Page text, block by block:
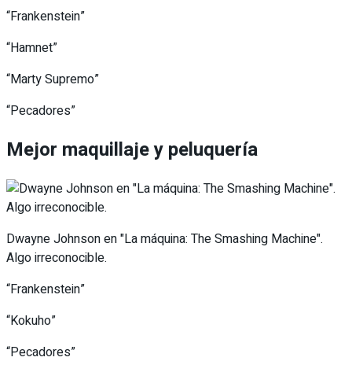
“Frankenstein”
“Hamnet”
“Marty Supremo”
“Pecadores”
Mejor maquillaje y peluquería
Dwayne Johnson en "La máquina: The Smashing Machine".
Algo irreconocible.
“Frankenstein”
“Kokuho”
“Pecadores”